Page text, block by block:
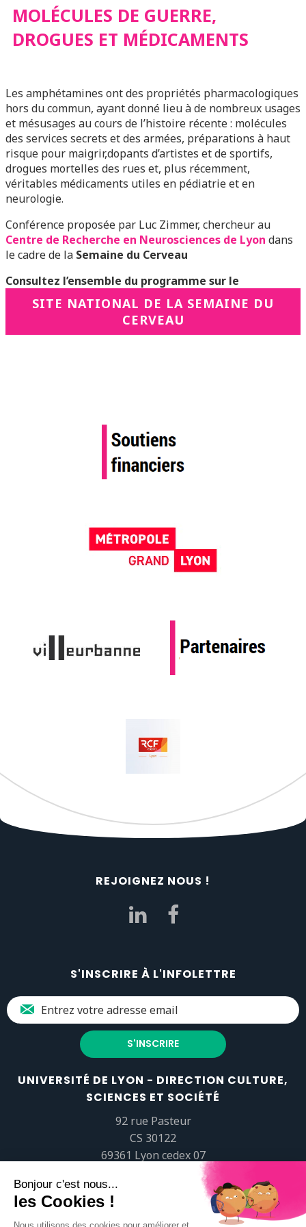
MÉDICAMENTS
MOLÉCULES DE GUERRE,
DROGUES ET MÉDICAMENTS
Les amphétamines ont des propriétés pharmacologiques
hors du commun, ayant donné lieu à de nombreux usages
et mésusages au cours de l’histoire récente : molécules
des services secrets et des armées, préparations à haut
risque pour maigrir,dopants d’artistes et de sportifs,
drogues mortelles des rues et, plus récemment,
véritables médicaments utiles en pédiatrie et en
neurologie.
Conférence proposée par Luc Zimmer, chercheur au
Centre de Recherche en Neurosciences de Lyon dans
le cadre de la Semaine du Cerveau
Consultez l’ensemble du programme sur le
SITE NATIONAL DE LA SEMAINE DU
CERVEAU
REJOIGNEZ NOUS !
S'INSCRIRE À L'INFOLETTRE
UNIVERSITÉ DE LYON - DIRECTION CULTURE,
SCIENCES ET SOCIÉTÉ
92 rue Pasteur
CS 30122
69361 Lyon cedex 07
popsciences@universite-lyon.fr
Tél.+33 (0)4 37 37 82 01